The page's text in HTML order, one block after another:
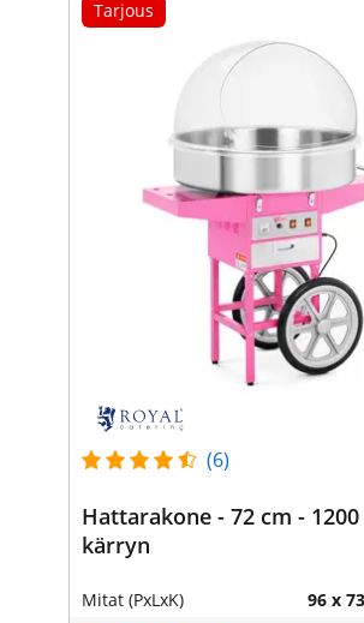
Tarjous
(6)
Hattarakone - 72 cm - 1200
kärryn
Mitat (PxLxK) 96 x